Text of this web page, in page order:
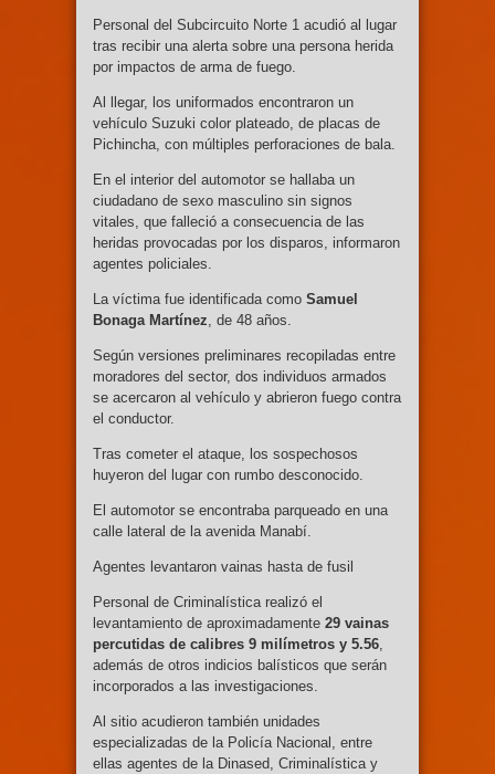
Personal del Subcircuito Norte 1 acudió al lugar
tras recibir una alerta sobre una persona herida
por impactos de arma de fuego.
Al llegar, los uniformados encontraron un
vehículo Suzuki color plateado, de placas de
Pichincha, con múltiples perforaciones de bala.
En el interior del automotor se hallaba un
ciudadano de sexo masculino sin signos
vitales, que falleció a consecuencia de las
heridas provocadas por los disparos, informaron
agentes policiales.
La víctima fue identificada como Samuel
Bonaga Martínez, de 48 años.
Según versiones preliminares recopiladas entre
moradores del sector, dos individuos armados
se acercaron al vehículo y abrieron fuego contra
el conductor.
Tras cometer el ataque, los sospechosos
huyeron del lugar con rumbo desconocido.
El automotor se encontraba parqueado en una
calle lateral de la avenida Manabí.
Agentes levantaron vainas hasta de fusil
Personal de Criminalística realizó el
levantamiento de aproximadamente 29 vainas
percutidas de calibres 9 milímetros y 5.56,
además de otros indicios balísticos que serán
incorporados a las investigaciones.
Al sitio acudieron también unidades
especializadas de la Policía Nacional, entre
ellas agentes de la Dinased, Criminalística y